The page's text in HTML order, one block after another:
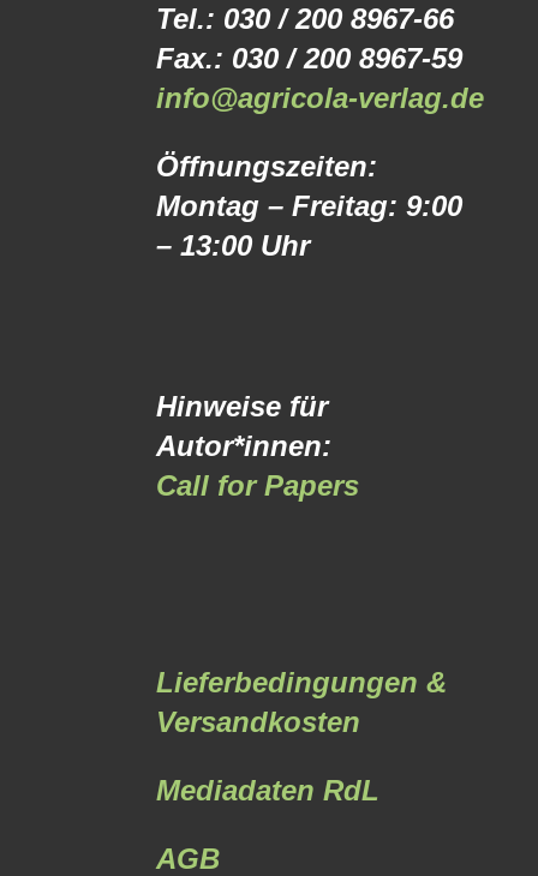
Tel.: 030 / 200 8967-66
Fax.: 030 / 200 8967-59
info@agricola-verlag.de
Öffnungszeiten:
Montag – Freitag: 9:00
– 13:00 Uhr
Hinweise für
Autor*innen:
Call for Papers
Lieferbedingungen &
Versandkosten
Mediadaten RdL
AGB